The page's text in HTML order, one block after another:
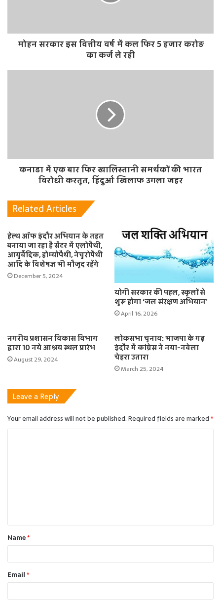
मोहन सरकार इस वित्तीय वर्ष में कल फिर 5 हजार करोड़
का कर्ज ले रही
कनाडा में एक बार फिर खालिस्तानी समर्थकों की भारत
विरोधी करतूत, हिंदुओं खिलाफ उगला जहर
Related Articles
हेल्थ ऑफ इंदौर अभियान के तहत
बनाया जा रहा है सेंटर में एलोपैथी,
आयुर्वेदिक, होम्योपैथी, नेचुरोपैथी
आदि के विशेषज्ञ भी मौजूद रहेंगे
December 5, 2024
योगी सरकार की पहल, स्कूलों से
शुरू होगा ‘जल संरक्षण अभियान’
April 16, 2026
नगरीय प्रशासन विकास विभाग
द्वारा 10 नये आश्रय स्थल प्रारंभ
August 29, 2024
लोकसभा चुनाव: भाजपा के गढ़
इंदौर में कांग्रेस ने नया-नवेला
चेहरा उतारा
March 25, 2024
Leave a Reply
Your email address will not be published.Required fields are marked*
t
*Name*
Email*